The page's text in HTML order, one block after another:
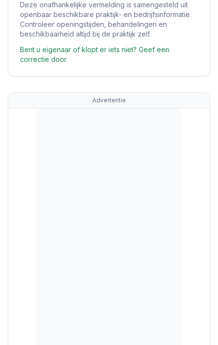
Deze onafhankelijke vermelding is samengesteld uit
openbaar beschikbare praktijk- en bedrijfsinformatie.
Controleer openingstijden, behandelingen en
beschikbaarheid altijd bij de praktijk zelf.
Bent u eigenaar of klopt er iets niet? Geef een
correctie door
Advertentie